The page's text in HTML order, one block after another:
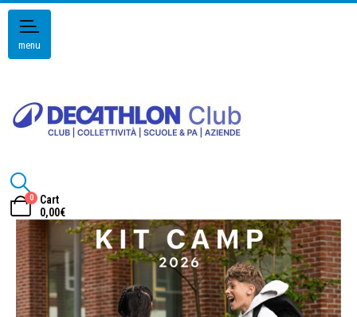
menu
0
Cart
0,00€